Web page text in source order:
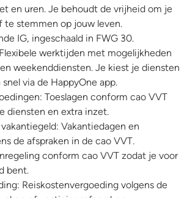
en uren. Je behoudt de vrijheid om je
te stemmen op jouw leven.
IG, ingeschaald in FWG 30.
werktijden met mogelijkheden
weekenddiensten. Je kiest je diensten
via de HappyOne app.
Toeslagen conform cao VVT
diensten en extra inzet.
Vakantiedagen en
de afspraken in de cao VVT.
conform cao VVT zodat je voor
bent.
Reiskostenvergoeding volgens de